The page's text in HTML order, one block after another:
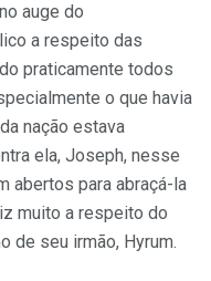
auge do
a respeito das
praticamente todos
o que havia
nação estava
ela, Joseph, nesse
abertos para abraçá-la
muito a respeito do
de seu irmão, Hyrum.